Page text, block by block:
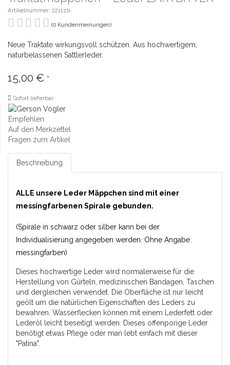
Artikelnummer: 2211zb
(0 Kundenmeinungen)
Neue Traktate wirkungsvoll schützen. Aus hochwertigem,
naturbelassenen Sattlerleder.
15,00 € *
Sofort lieferbar
Empfehlen
Auf den Merkzettel
Fragen zum Artikel
Beschreibung
ALLE unsere Leder Mäppchen sind mit einer
messingfarbenen Spirale gebunden.
(Spirale in schwarz oder silber kann bei der
Individualisierung angegeben werden. Ohne Angabe
messingfarben)
Dieses hochwertige Leder wird normalerweise für die
Herstellung von Gürteln, medizinischen Bandagen, Taschen
und dergleichen verwendet. Die Oberfläche ist nur leicht
geölt um die natürlichen Eigenschaften des Leders zu
bewahren. Wasserflecken können mit einem Lederfett oder
Lederöl leicht beseitigt werden. Dieses offenporige Leder
benötigt etwas Pflege oder man lebt einfach mit dieser
"Patina".